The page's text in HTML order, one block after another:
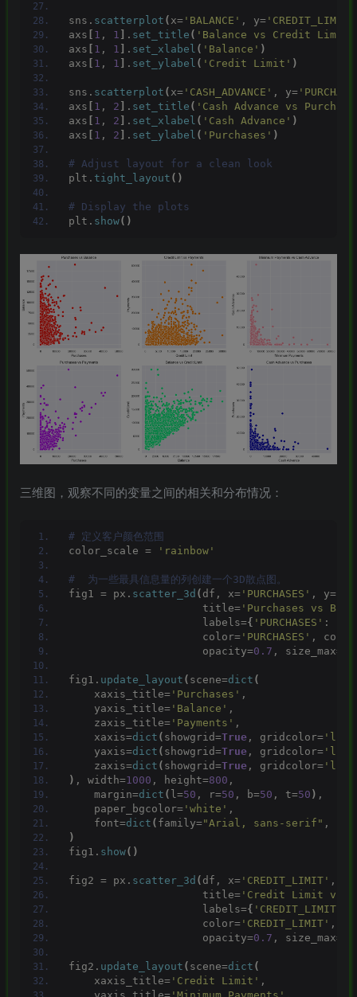
sns. scatterplot ( x= 'BALANCE' , y= 'CREDIT_LIMIT'
axs
1 , 1 . set_title ( 'Balance vs Credit Limit'
axs
1 , 1 . set_xlabel ( 'Balance' )
axs
1 , 1 . set_ylabel ( 'Credit Limit' )
sns. scatterplot ( x= 'CASH_ADVANCE' , y=
axs
1 , 2 . set_title ( 'Cash Advance vs
axs
1 , 2 . set_xlabel ( 'Cash Advance' )
axs
1 , 2 . set_ylabel ( 'Purchases' )
# Adjust layout for a clean look
plt. tight_layout ()
# Display the plots
plt. show()
三维图，观察不同的变量之间的相关和分布情况：
# 定义客户颜色范围
color_scale =
'rainbow'
#  为一些最具信息量的列创建一个3D散点图。
fig1 = px. scatter_3d ( df, x= 'PURCHASES' , y=
                     title=
'Purchases vs
                     labels=
{ 'PURCHASES' :
                     color=
'PURCHASES' ,
                     opacity=
0.7 , size_max=
fig1. update_layout ( scene=dict (
    xaxis_title=
'Purchases' ,
    yaxis_title=
'Balance' ,
    zaxis_title=
'Payments' ,
    xaxis=
dict ( showgrid=True , gridcolor=
    yaxis=
dict ( showgrid=True , gridcolor=
    zaxis=
dict ( showgrid=True , gridcolor=
) , width=1000 , height=800 ,
    margin=
dict ( l=50 , r=50 , b=50 , t=50 ) ,
    paper_bgcolor=
'white' ,
    font=
dict ( family="Arial, sans-serif" ,
)
fig1. show()
fig2 = px. scatter_3d ( df, x= 'CREDIT_LIMIT' , y=
                     title=
'Credit Limit vs
                     labels=
{ 'CREDIT_LIMIT'
                     color=
'CREDIT_LIMIT' ,
                     opacity=
0.7 , size_max=
fig2. update_layout ( scene=dict (
    xaxis_title=
'Credit Limit' ,